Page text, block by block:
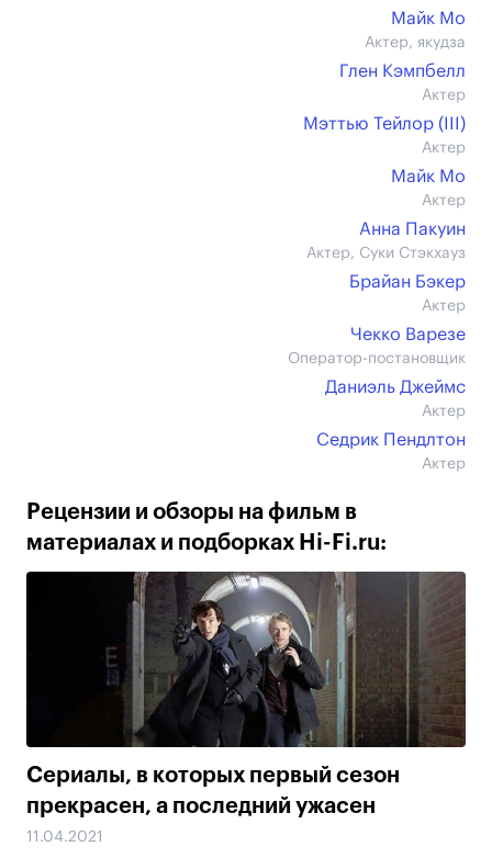
Майк Мо
Актер, якудза
Глен Кэмпбелл
Актер
Мэттью Тейлор (III)
Актер
Майк Мо
Актер
Анна Пакуин
Актер, Суки Стэкхауз
Брайан Бэкер
Актер
Чекко Варезе
Оператор-постановщик
Даниэль Джеймс
Актер
Седрик Пендлтон
Актер
Рецензии и обзоры на фильм в
материалах и подборках Hi-Fi.ru:
Сериалы, в которых первый сезон
прекрасен, а последний ужасен
11.04.2021